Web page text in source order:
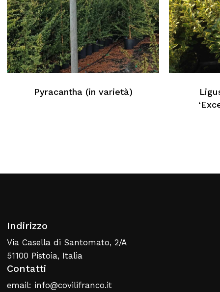
Nessun prodotto nel carrello
Torna Alla Lista Web
Pyracantha (in varietà)
Indirizzo
Via Casella di Santomato, 2/A
51100 Pistoia, Italia
Contatti
email: info@covilifranco.it